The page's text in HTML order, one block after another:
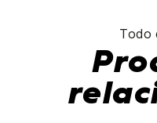
Todo